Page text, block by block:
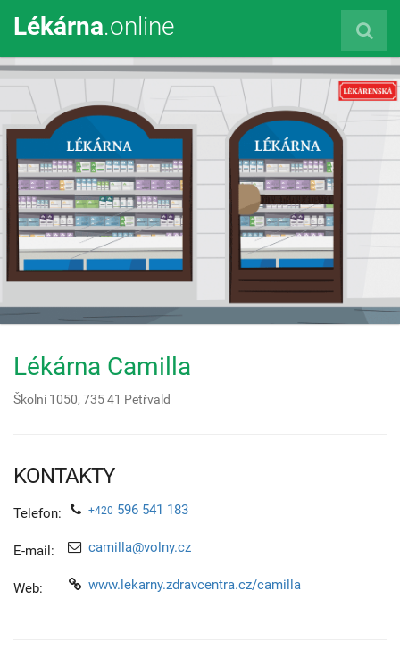
Lékárna.online
Lékárna Camilla
Školní 1050, 735 41 Petřvald
KONTAKTY
Telefon: +420 596 541 183
E-mail: camilla@volny.cz
Web: www.lekarny.zdravcentra.cz/camilla